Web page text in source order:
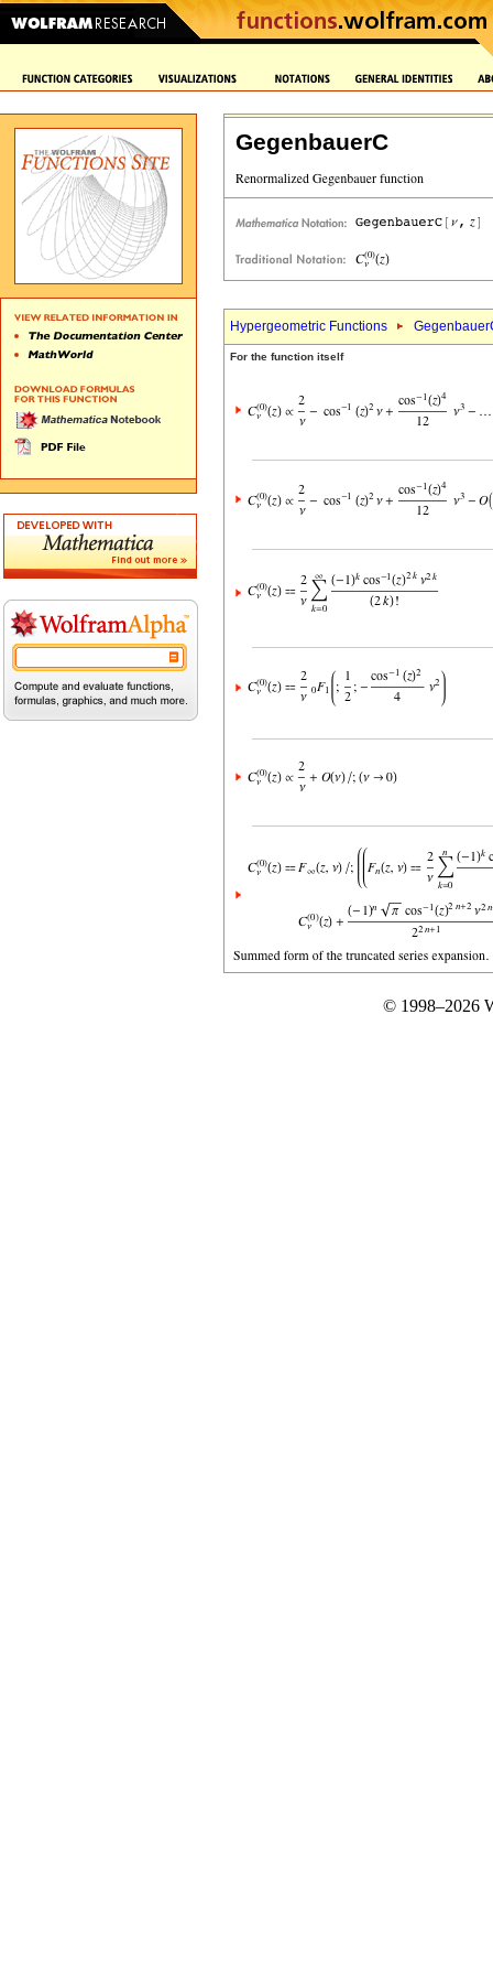
GegenbauerC
Hypergeometric Functions
For the function itself